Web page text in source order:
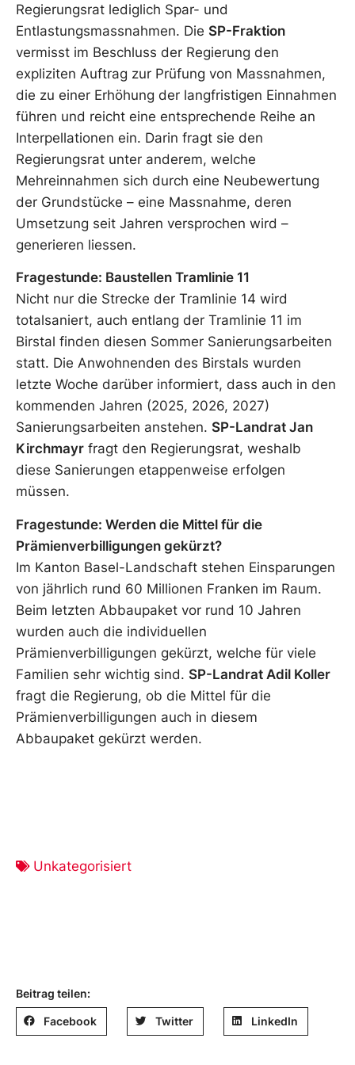
Regierungsrat lediglich Spar- und
Entlastungsmassnahmen. Die SP-Fraktion
vermisst im Beschluss der Regierung den
expliziten Auftrag zur Prüfung von Massnahmen,
die zu einer Erhöhung der langfristigen Einnahmen
führen und reicht eine entsprechende Reihe an
Interpellationen ein. Darin fragt sie den
Regierungsrat unter anderem, welche
Mehreinnahmen sich durch eine Neubewertung
der Grundstücke – eine Massnahme, deren
Umsetzung seit Jahren versprochen wird –
generieren liessen.
Fragestunde: Baustellen Tramlinie 11
Nicht nur die Strecke der Tramlinie 14 wird
totalsaniert, auch entlang der Tramlinie 11 im
Birstal finden diesen Sommer Sanierungsarbeiten
statt. Die Anwohnenden des Birstals wurden
letzte Woche darüber informiert, dass auch in den
kommenden Jahren (2025, 2026, 2027)
Sanierungsarbeiten anstehen. SP-Landrat Jan
Kirchmayr fragt den Regierungsrat, weshalb
diese Sanierungen etappenweise erfolgen
müssen.
Fragestunde: Werden die Mittel für die
Prämienverbilligungen gekürzt?
Im Kanton Basel-Landschaft stehen Einsparungen
von jährlich rund 60 Millionen Franken im Raum.
Beim letzten Abbaupaket vor rund 10 Jahren
wurden auch die individuellen
Prämienverbilligungen gekürzt, welche für viele
Familien sehr wichtig sind. SP-Landrat Adil Koller
fragt die Regierung, ob die Mittel für die
Prämienverbilligungen auch in diesem
Abbaupaket gekürzt werden.
Unkategorisiert
Beitrag teilen:
Facebook Twitter LinkedIn